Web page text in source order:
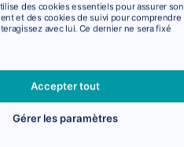
des cookies essentiels pour assurer son
et des cookies de suivi pour comprendre
avec lui. Ce dernier ne sera fixé
Accepter tout
Gérer les paramètres